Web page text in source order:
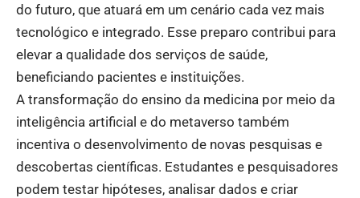
do futuro, que atuará em um cenário cada vez mais
tecnológico e integrado. Esse preparo contribui para
elevar a qualidade dos serviços de saúde,
beneficiando pacientes e instituições.
A transformação do ensino da medicina por meio da
inteligência artificial e do metaverso também
incentiva o desenvolvimento de novas pesquisas e
descobertas científicas. Estudantes e pesquisadores
podem testar hipóteses, analisar dados e criar